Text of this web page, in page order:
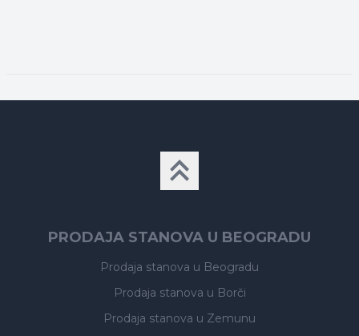
PRODAJA STANOVA U BEOGRADU
Prodaja stanova u Beogradu
Prodaja stanova u Borči
Prodaja stanova u Zemunu